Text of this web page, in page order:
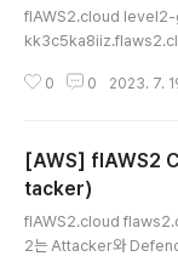
flAWS2.cloud
시, 계정정보를 물어본다.
permission을 가진
aws-cli 설치 + aws
e the latest version
mand Line Interface
0 0 2023. 7.
[AWS] flAWS2
tacker)
flAWS2.cloud
2는 Attacker와